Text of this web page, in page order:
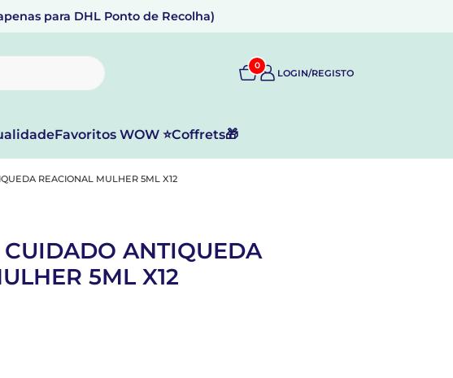
para DHL Ponto de Recolha)
0
LOGIN/REGISTO
Favoritos WOW ⭐Coffrets🎁
REACIONAL MULHER 5ML X12
CUIDADO ANTIQUEDA
5ML X12